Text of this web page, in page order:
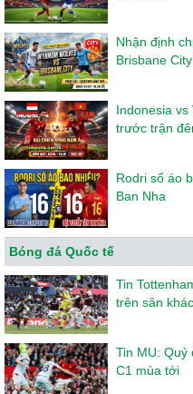
Nhận định
Brisbane
Indonesia
trước trận
Rodri số áo
Ban Nha
Bóng đá Quốc tế
Tin
trên sân
Tin MU:
C1 mùa tới